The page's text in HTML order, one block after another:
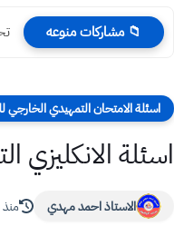
📁 مشاركات منوعه
اسئلة الامتحان التمهيدي
اسئلة الانكليزي
الاستاذ احمد مهدي منذ 4 سنة